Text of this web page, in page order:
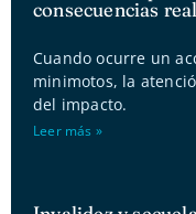
consecuencias
Cuando ocurre un
minimotos, la
del impacto.
Leer más »